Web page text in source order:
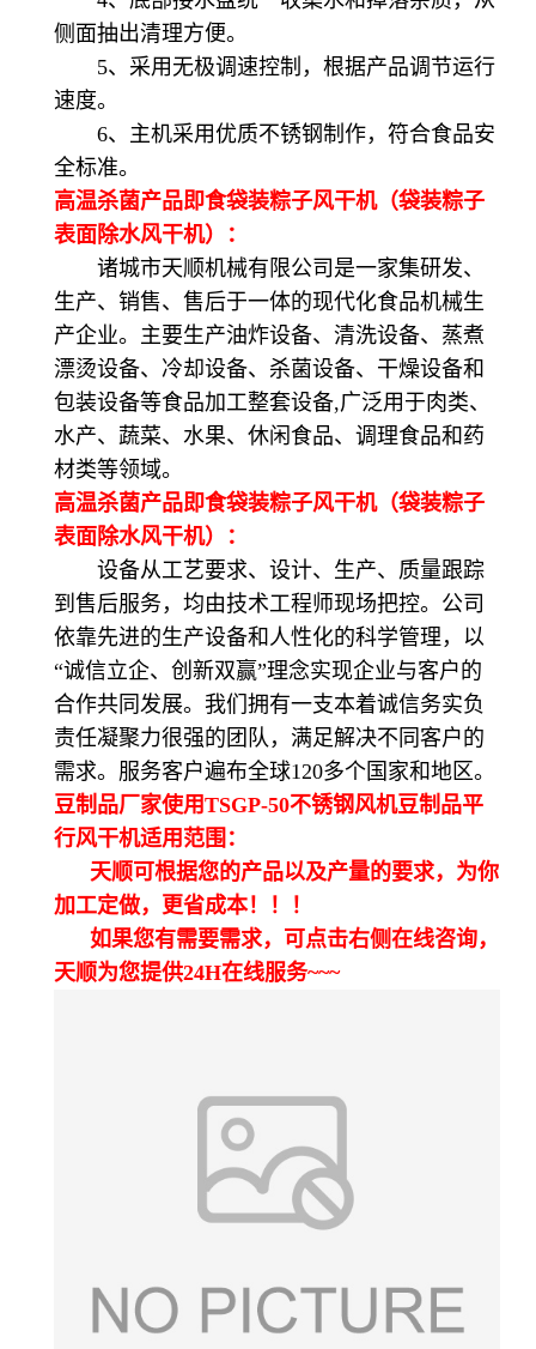
侧面抽出清理方便。
5、采用无极调速控制，根据产品调节运行
速度。
6、主机采用优质不锈钢制作，符合食品安
全标准。
高温杀菌产品即食袋装粽子风干机（袋装粽子
表面除水风干机）：
诸城市天顺机械有限公司是一家集研发、
生产、销售、售后于一体的现代化食品机械生
产企业。主要生产油炸设备、清洗设备、蒸煮
漂烫设备、冷却设备、杀菌设备、干燥设备和
包装设备等食品加工整套设备,广泛用于肉类、
水产、蔬菜、水果、休闲食品、调理食品和药
材类等领域。
高温杀菌产品即食袋装粽子风干机（袋装粽子
表面除水风干机）：
设备从工艺要求、设计、生产、质量跟踪
到售后服务，均由技术工程师现场把控。公司
依靠先进的生产设备和人性化的科学管理，以
“诚信立企、创新双赢”理念实现企业与客户的
合作共同发展。我们拥有一支本着诚信务实负
责任凝聚力很强的团队，满足解决不同客户的
需求。服务客户遍布全球120多个国家和地区。
豆制品厂家使用TSGP-50不锈钢风机豆制品平
行风干机适用范围：
天顺可根据您的产品以及产量的要求，为你
加工定做，更省成本！！！
如果您有需要需求，可点击右侧在线咨询，
天顺为您提供24H在线服务~~~